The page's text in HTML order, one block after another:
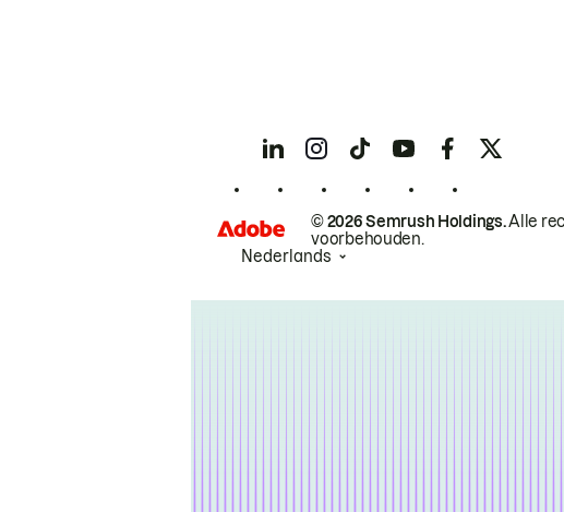
© 2026 Semrush Holdings.Alle
voorbehouden.
Nederlands